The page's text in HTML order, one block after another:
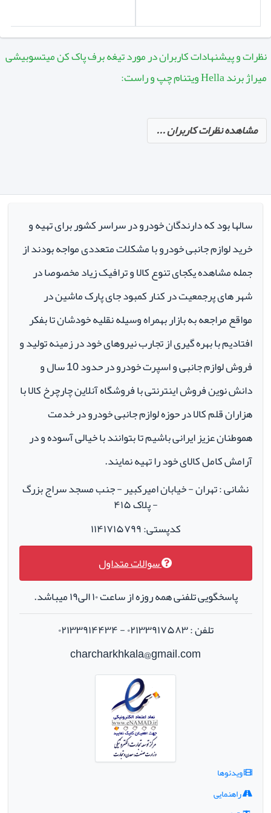
نظرات و پیشنهادات کاربران در مورد تیغه برف پاک کن میتسوبیشی
میراژ برند Hella ویتنام چپ و راست:
مشاهده نظرات کاربران ...
سالها بود که دارندگان خودرو در سراسر کشور برای تهیه و
خرید لوازم جانبی خودرو با مشکلات متعددی مواجه بودند از
جمله مشاهده یکجای تنوع کالا و ترافیک زیاد مخصوصا در
شهر های پرجمعیت در کنار کمبود جای پارک ماشین در
مواقع مراجعه به بازار بهمراه وسیله نقلیه خودشان تا بفکر
افتادیم با بهره گیری از تجارب نیروهای خود در زمینه تولید و
فروش لوازم جانبی و اسپرت خودرو در حدود 10 سال و
دانش نوین فروش اینترنتی با فروشگاه آنلاین چارچرخ کالا با
هزاران قلم کالا در حوزه لوازم جانبی خودرو در خدمت
هموطنان عزیز ایرانی باشیم تا بتوانند با خیالی آسوده و در
آرامش کامل کالای خود را تهیه نمایند.
نشانی : تهران - خیابان امیرکبیر - جنب مسجد سراج بزرگ
- پلاک ۴۱۵
کدپستی: ۱۱۴۱۷۱۵۷۹۹
سوالات متداول
پاسخگویی تلفنی همه روزه از ساعت ۱۰ الی۱۹ میباشد.
تلفن : ۰۲۱۳۳۹۱۷۵۸۳ - ۰۲۱۳۳۹۱۴۴۳۴
charcharkhkala@gmail.com
ویدئوها
راهنمایی